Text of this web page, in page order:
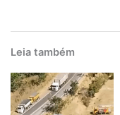
Leia também